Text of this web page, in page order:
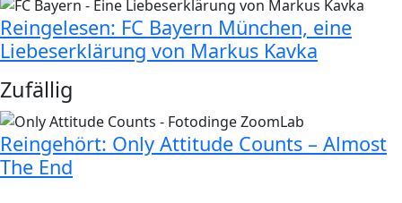
Reingelesen: FC Bayern München, eine
Liebeserklärung von Markus Kavka
Zufällig
Reingehört: Only Attitude Counts – Almost
The End